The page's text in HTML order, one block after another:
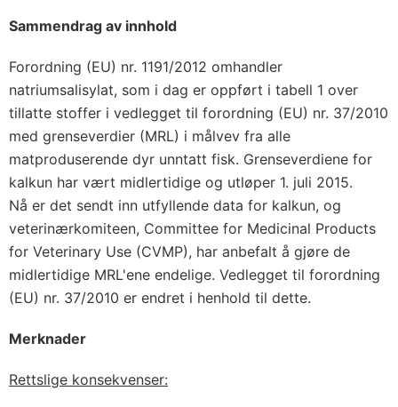
Sammendrag av innhold
Forordning (EU) nr. 1191/2012 omhandler
natriumsalisylat, som i dag er oppført i tabell 1 over
tillatte stoffer i vedlegget til forordning (EU) nr. 37/2010
med grenseverdier (MRL) i målvev fra alle
matproduserende dyr unntatt fisk. Grenseverdiene for
kalkun har vært midlertidige og utløper 1. juli 2015.
Nå er det sendt inn utfyllende data for kalkun, og
veterinærkomiteen, Committee for Medicinal Products
for Veterinary Use (CVMP), har anbefalt å gjøre de
midlertidige MRL'ene endelige. Vedlegget til forordning
(EU) nr. 37/2010 er endret i henhold til dette.
Merknader
Rettslige konsekvenser: